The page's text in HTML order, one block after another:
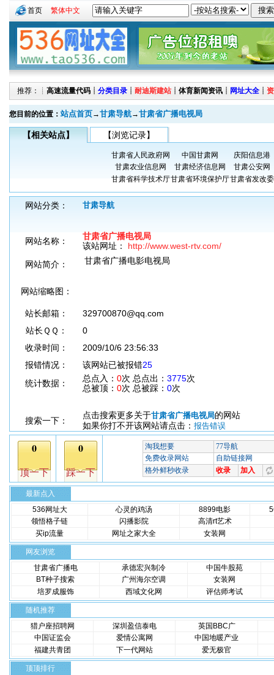
首页 繁体中文
推荐：┊ 高速流量代码 ┊ 分类目录 ┊ 耐迪斯建站 ┊ 体育新闻资讯 ┊ 网址大全 ┊
您目前的位置： 站点首页→甘肃导航→甘肃省广播电视局
【相关站点】 【浏览记录】
甘肃省人民政府网 中国甘肃网
庆阳信息港
甘肃农业信息网
甘肃经济信息网
甘肃公安网
甘肃省科学技术厅甘肃省环境保护厅甘肃省发改委
网站分类： 甘肃导航
网站名称：
甘肃省广播电视局
该站网址： http://www.west-rtv.com/
网站简介：
甘肃省广播电影电视局
网站缩略图：
站长邮箱：
329700870@qq.com
站长ＱＱ：
0
收录时间：
2009/10/6 23:56:33
报错情况：
该网站已被报错25
统计数据：
总点入： 0次 总点出： 3775次
总被顶： 0次 总被踩： 0次
搜索一下：
点击搜索更多关于甘肃省广播电视局的网站
如果你打不开该网站请点击： 报告错误
最新点入
536网址大
心灵的鸡汤 8899电影
领悟格子链
闪播影院
高清rt艺术
买ip流量
网址之家大全 女装网
网友浏览
甘肃省广播电
承德宏兴制冷
中国牛股苑
BT种子搜索
广州海尔空调
女装网
培罗成服饰
西域文化网 评估师考试
随机推荐
猎户座招聘网
深圳盈信泰电
英国BBC广
中国证监会
爱情公寓网
中国地暖产业
福建共青团
下一代网站 爱无极官
顶顶排行